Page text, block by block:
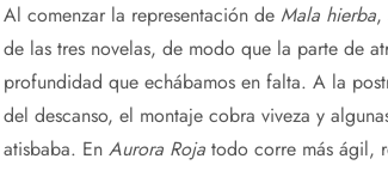
Al comenzar la representación deMala hierba,
de las tres novelas, de modo que la parte de
profundidad que echábamos en falta. A la
del descanso, el montaje cobra viveza y
atisbaba. En Aurora Roja todo corre más ágil,